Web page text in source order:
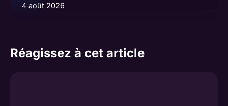
4 août 2026
Réagissez à cet article